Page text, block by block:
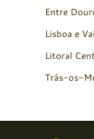
Entre
Lisboa e
Litoral
Trás-os-